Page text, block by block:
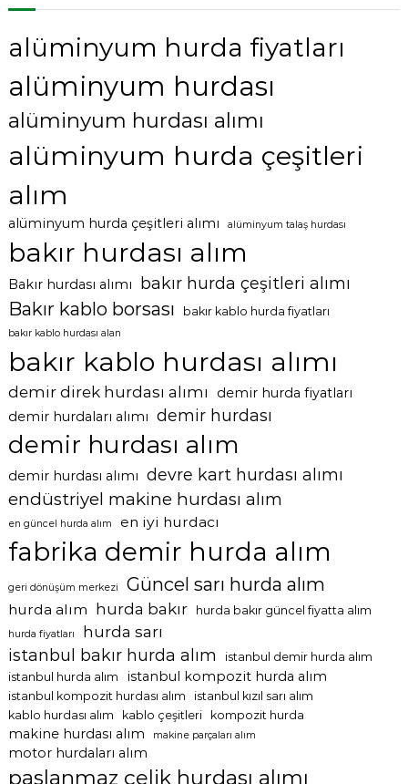
alüminyum hurda fiyatları
alüminyum hurdası
alüminyum hurdası alımı
alüminyum hurda çeşitleri
alım
alüminyum hurda çeşitleri alımı alüminyum talaş hurdası
bakır hurdası alım
Bakır hurdası alımı bakır hurda çeşitleri alımı
Bakır kablo borsası bakır kablo hurda fiyatları
bakır kablo hurdası alan
bakır kablo hurdası alımı
demir direk hurdası alımı
demir hurda fiyatları
demir hurdaları alımı demir hurdası
demir hurdası alım
demir hurdası alımı devre kart hurdası alımı
endüstriyel makine hurdası alım
en güncel hurda alım en iyi hurdacı
fabrika demir hurda alım
geri dönüşüm merkezi Güncel sarı hurda alım
hurda alım hurda bakır hurda bakır güncel fiyatta alım
hurda fiyatları hurda sarı
istanbul bakır hurda alım
istanbul demir hurda alım
istanbul hurda alım
istanbul kompozit hurda alım
istanbul kompozit hurdası alım
istanbul kızıl sarı alım
kablo hurdası alım
kablo çeşitleri kompozit hurda
makine hurdası alım makine parçaları alım
motor hurdaları alım
paslanmaz çelik hurdası alımı